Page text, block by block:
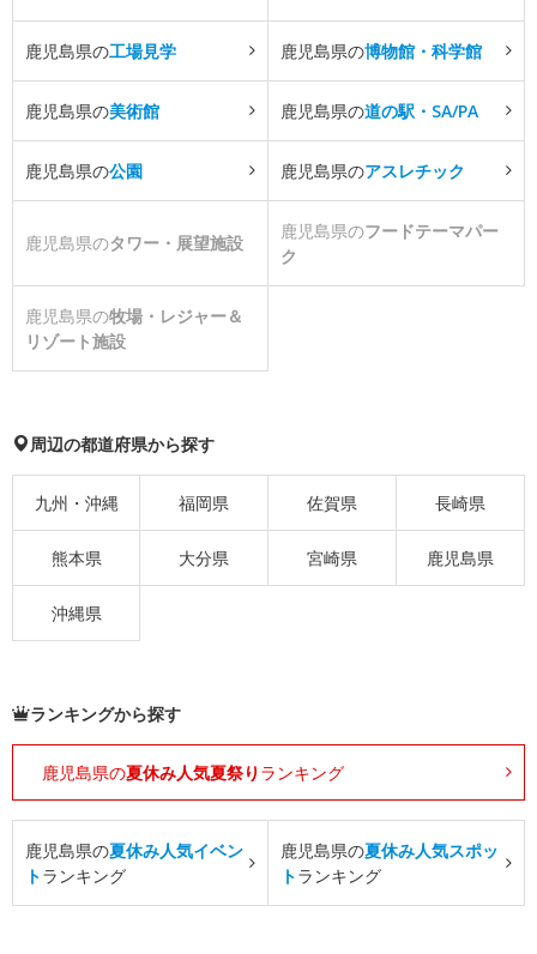
鹿児島県の工場見学 鹿児島県の博物館・科学館
鹿児島県の美術館 鹿児島県の道の駅・SA/PA
鹿児島県の公園 鹿児島県のアスレチック
鹿児島県のタワー・展望施設
鹿児島県のフードテーマパー
ク
鹿児島県の牧場・レジャー＆
リゾート施設
周辺の都道府県から探す
九州・沖縄 福岡県 佐賀県 長崎県
熊本県 大分県 宮崎県 鹿児島県
沖縄県
ランキングから探す
鹿児島県の夏休み人気夏祭り ランキング
鹿児島県の夏休み人気イベン
トランキング
鹿児島県の夏休み人気スポッ
トランキング